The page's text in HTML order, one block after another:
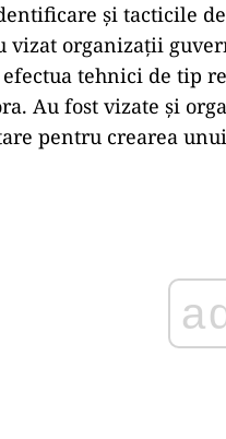
și tacticile
vizat organizații
tehnici de tip
Au fost vizate și
pentru crearea